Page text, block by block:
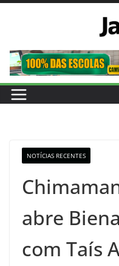
conteúdo
NOTÍCIAS RECENTES
abre
com Taís